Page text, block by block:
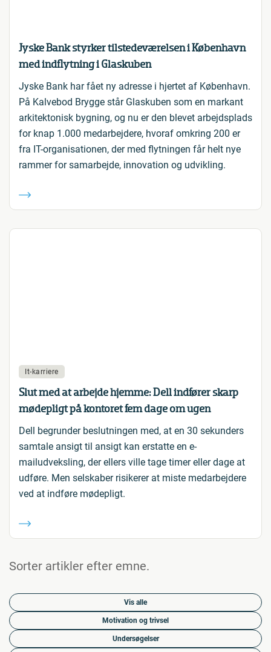
Jyske Bank styrker tilstedeværelsen i København
med indflytning i Glaskuben
Jyske Bank har fået ny adresse i hjertet af København.
På Kalvebod Brygge står Glaskuben som en markant
arkitektonisk bygning, og nu er den blevet arbejdsplads
for knap 1.000 medarbejdere, hvoraf omkring 200 er
fra IT-organisationen, der med flytningen får helt nye
rammer for samarbejde, innovation og udvikling.
It-karriere
Slut med at arbejde hjemme: Dell indfører skarp
mødepligt på kontoret fem dage om ugen
Dell begrunder beslutningen med, at en 30 sekunders
samtale ansigt til ansigt kan erstatte en e-
mailudveksling, der ellers ville tage timer eller dage at
udføre. Men selskaber risikerer at miste medarbejdere
ved at indføre mødepligt.
Sorter artikler efter emne.
Vis alle
Motivation og trivsel
Undersøgelser